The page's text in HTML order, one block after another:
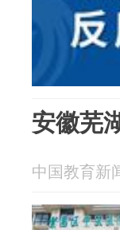
安徽芜
中国教育新